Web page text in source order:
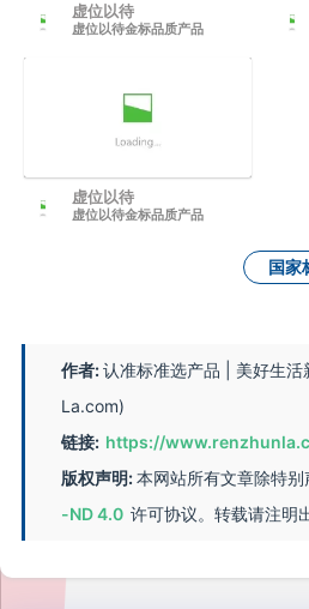
虚位以待
虚位以待金标品质产品
虚位以待
虚位以待金标品质产品
国家
作者:认准标准选产品 | 美好生
La.com)
链接: https://
版权声明:本网站所有文章除特
-ND 4.0 许可协议。转载请注明